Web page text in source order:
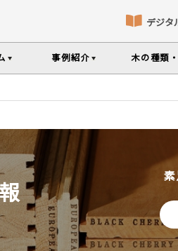
デジタ
床暖房対応フローリング
選べる表面加工
とお願い 製品情報の見方と用語
事例紹介
部屋から探す 樹種から探
木の種類
徴や製品を紹介
購入
をお買い求めいただけま